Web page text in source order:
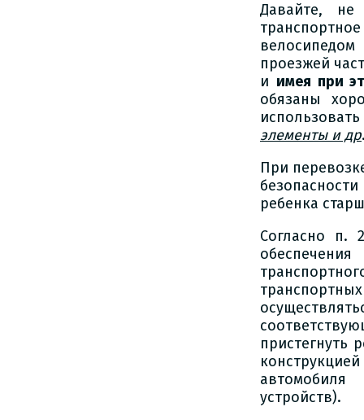
Давайте,
проезжей
и имея при
обязаны
элементы и др
При
ребенка
Согласно п.
пристегнуть
устройств).